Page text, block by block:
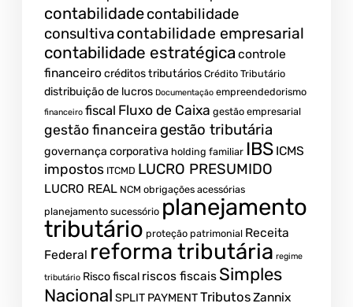
contabilidadecontabilidade
consultiva contabilidade empresarial
contabilidade estratégica controle
financeirocréditos tributários Crédito Tributário
distribuição de lucros Documentação empreendedorismo
financeiro fiscal Fluxo de Caixa gestão empresarial
gestão financeira gestão tributária
governança corporativa holding familiar IBS ICMS
impostos ITCMD LUCRO PRESUMIDO
LUCRO REAL NCM obrigações acessórias
planejamento sucessório planejamento
tributário proteção patrimonial Receita
Federal reforma tributária regime
tributário Risco fiscal riscos fiscais Simples
Nacional SPLIT PAYMENTTributosZannix